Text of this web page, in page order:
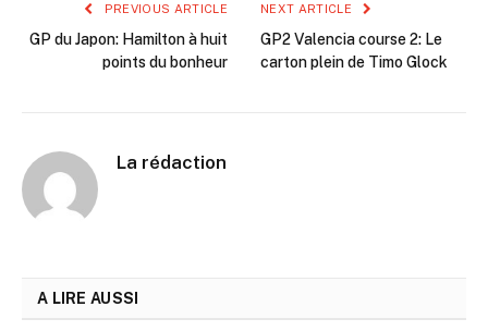
PREVIOUS ARTICLE
GP du Japon: Hamilton à huit
points du bonheur
NEXT ARTICLE
GP2 Valencia course 2: Le
carton plein de Timo Glock
La rédaction
A LIRE AUSSI